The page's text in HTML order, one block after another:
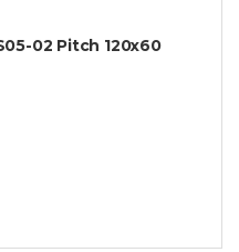
02 Pitch 120x60